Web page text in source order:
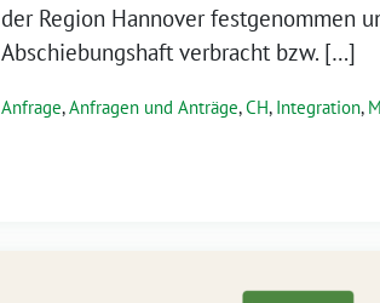
der Region Hannover festgenommen
Abschiebungshaft verbracht bzw. […]
Anfrage,Anfragen und Anträge,CH, Integration,